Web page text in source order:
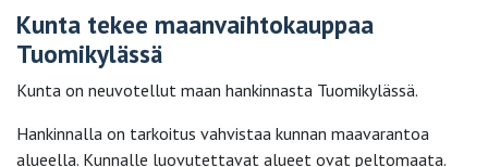
Kunta tekee maanvaihtokauppaa
Tuomikylässä
Kunta on neuvotellut maan hankinnasta Tuomikylässä.
Hankinnalla on tarkoitus vahvistaa kunnan maavarantoa
alueella. Kunnalle luovutettavat alueet ovat peltomaata.